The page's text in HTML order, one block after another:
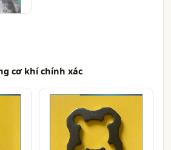
cơ khí chính xác